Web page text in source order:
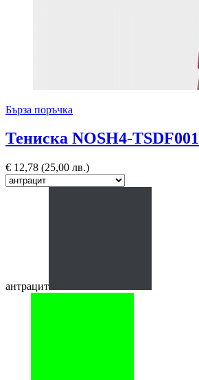
Бърза поръчка
Тениска NOSH4-TSDF001
€ 12,78 (25,00 лв.)
антрацит